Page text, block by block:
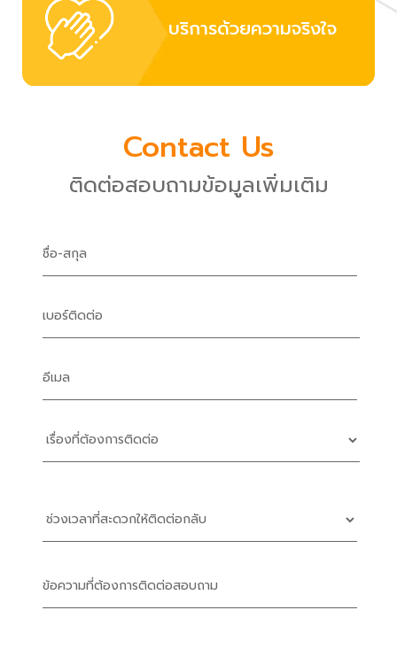
บริการด้วยความจริงใจ
Contact Us
ติดต่อสอบถามข้อมูลเพิ่มเติม